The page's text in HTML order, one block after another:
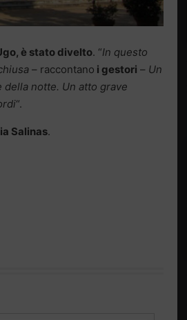
è stato divelto. “In questo
– raccontano i gestori – Un
notte. Un atto grave
“.
Salinas.